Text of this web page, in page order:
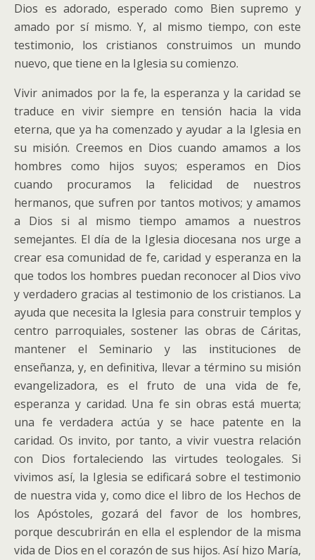
Dios es adorado, esperado como Bien supremo y
amado por sí mismo. Y, al mismo tiempo, con este
testimonio, los cristianos construimos un mundo
nuevo, que tiene en la Iglesia su comienzo.
Vivir animados por la fe, la esperanza y la caridad se
traduce en vivir siempre en tensión hacia la vida
eterna, que ya ha comenzado y ayudar a la Iglesia en
su misión. Creemos en Dios cuando amamos a los
hombres como hijos suyos; esperamos en Dios
cuando procuramos la felicidad de nuestros
hermanos, que sufren por tantos motivos; y amamos
a Dios si al mismo tiempo amamos a nuestros
semejantes. El día de la Iglesia diocesana nos urge a
crear esa comunidad de fe, caridad y esperanza en la
que todos los hombres puedan reconocer al Dios vivo
y verdadero gracias al testimonio de los cristianos. La
ayuda que necesita la Iglesia para construir templos y
centro parroquiales, sostener las obras de Cáritas,
mantener el Seminario y las instituciones de
enseñanza, y, en definitiva, llevar a término su misión
evangelizadora, es el fruto de una vida de fe,
esperanza y caridad. Una fe sin obras está muerta;
una fe verdadera actúa y se hace patente en la
caridad. Os invito, por tanto, a vivir vuestra relación
con Dios fortaleciendo las virtudes teologales. Si
vivimos así, la Iglesia se edificará sobre el testimonio
de nuestra vida y, como dice el libro de los Hechos de
los Apóstoles, gozará del favor de los hombres,
porque descubrirán en ella el esplendor de la misma
vida de Dios en el corazón de sus hijos. Así hizo María,